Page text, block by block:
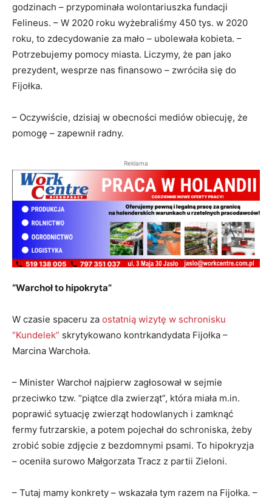
godzinach – przypominała wolontariuszka fundacji
Felineus. – W 2020 roku wyżebraliśmy 450 tys. w 2020
roku, to zdecydowanie za mało – ubolewała kobieta. –
Potrzebujemy pomocy miasta. Liczymy, że pan jako
prezydent, wesprze nas finansowo – zwróciła się do
Fijołka.
– Oczywiście, dzisiaj w obecności mediów obiecuję, że
pomogę – zapewnił radny.
Reklama
“Warchoł to hipokryta”
W czasie spaceru za ostatnią wizytę w schronisku
“Kundelek” skrytykowano kontrkandydata Fijołka –
Marcina Warchoła.
– Minister Warchoł najpierw zagłosował w sejmie
przeciwko tzw. “piątce dla zwierząt”, która miała m.in.
poprawić sytuację zwierząt hodowlanych i zamknąć
fermy futrzarskie, a potem pojechał do schroniska, żeby
zrobić sobie zdjęcie z bezdomnymi psami. To hipokryzja
– oceniła surowo Małgorzata Tracz z partii Zieloni.
– Tutaj mamy konkrety – wskazała tym razem na Fijołka. –